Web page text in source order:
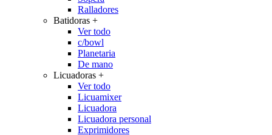
Ralladores
Batidoras +
Ver todo
c/bowl
Planetaria
De mano
Licuadoras +
Ver todo
Licuamixer
Licuadora
Licuadora personal
Exprimidores